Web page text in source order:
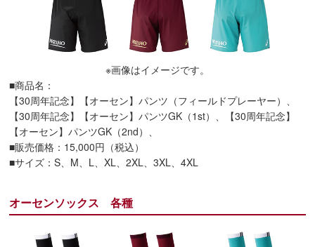
※画像はイメージです。
■商品名：
【30周年記念】【オーセン】パンツ（フィールドプレーヤー）、
【30周年記念】【オーセン】パンツGK（1st）、【30周年記念】
【オーセン】パンツGK（2nd）、
■販売価格：15,000円（税込）
■サイズ：S、M、L、XL、2XL、3XL、4XL
オーセンソックス 各種